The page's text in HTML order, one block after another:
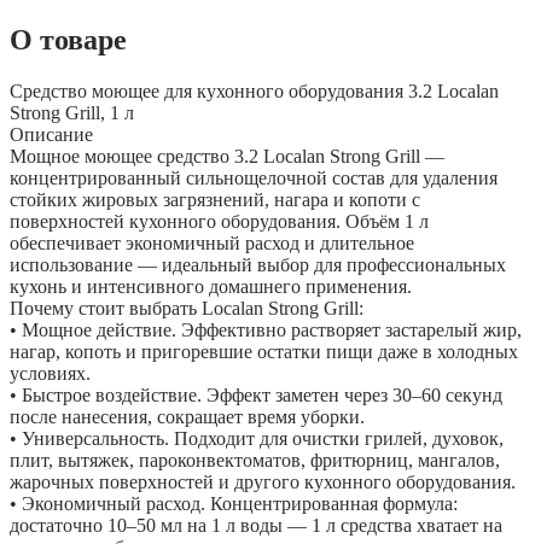
О товаре
Средство моющее для кухонного оборудования 3.2 Localan
Strong Grill, 1 л
Описание
Мощное моющее средство 3.2 Localan Strong Grill —
концентрированный сильнощелочной состав для удаления
стойких жировых загрязнений, нагара и копоти с
поверхностей кухонного оборудования. Объём 1 л
обеспечивает экономичный расход и длительное
использование — идеальный выбор для профессиональных
кухонь и интенсивного домашнего применения.
Почему стоит выбрать Localan Strong Grill:
• Мощное действие. Эффективно растворяет застарелый жир,
нагар, копоть и пригоревшие остатки пищи даже в холодных
условиях.
• Быстрое воздействие. Эффект заметен через 30–60 секунд
после нанесения, сокращает время уборки.
• Универсальность. Подходит для очистки грилей, духовок,
плит, вытяжек, пароконвектоматов, фритюрниц, мангалов,
жарочных поверхностей и другого кухонного оборудования.
• Экономичный расход. Концентрированная формула:
достаточно 10–50 мл на 1 л воды — 1 л средства хватает на